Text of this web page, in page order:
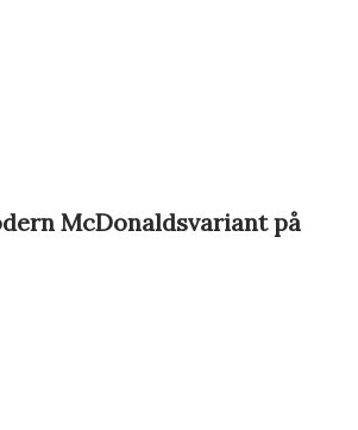
McDonaldsvariant på